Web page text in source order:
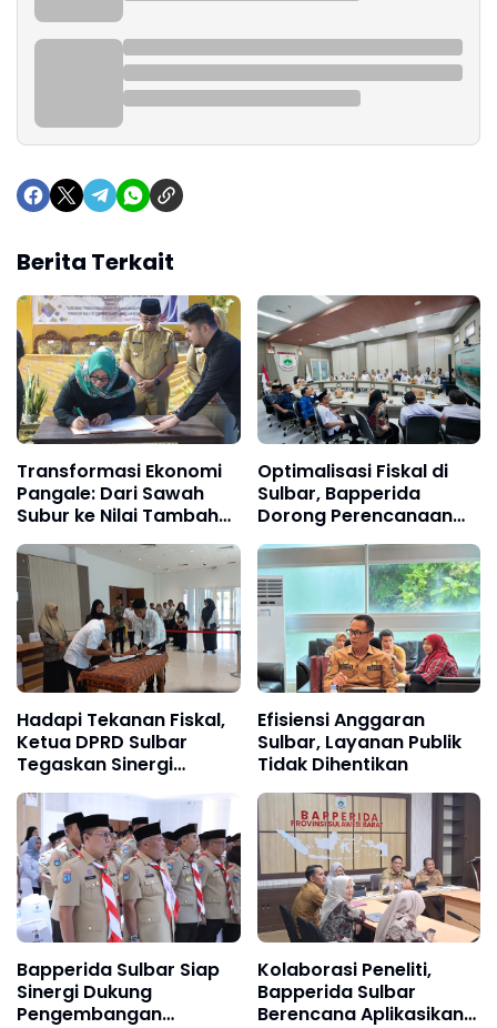
Berita Terkait
Transformasi Ekonomi
Pangale: Dari Sawah
Subur ke Nilai Tambah
Melalui Musrenbang
Optimalisasi Fiskal di
Sulbar, Bapperida
Dorong Perencanaan
Efisien 2026
Hadapi Tekanan Fiskal,
Ketua DPRD Sulbar
Tegaskan Sinergi
Pemerintah Kunci
Pemerataan
Pembangunan
Efisiensi Anggaran
Sulbar, Layanan Publik
Tidak Dihentikan
Bapperida Sulbar Siap
Sinergi Dukung
Pengembangan
Kolaborasi Peneliti,
Bapperida Sulbar
Berencana Aplikasikan